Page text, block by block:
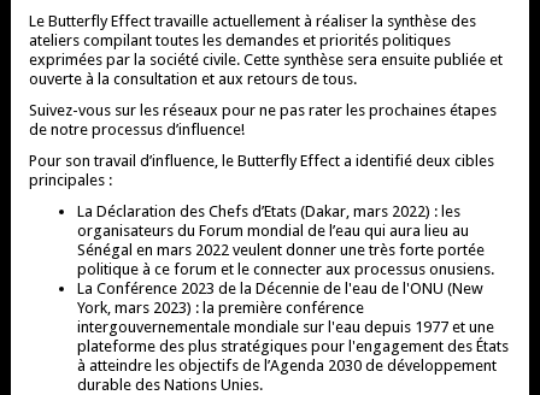
Le Butterfly Effect travaille actuellement à réaliser la synthèse des
ateliers compilant toutes les demandes et priorités politiques
exprimées par la société civile. Cette synthèse sera ensuite publiée et
ouverte à la consultation et aux retours de tous.
Suivez-vous sur les réseaux pour ne pas rater les prochaines étapes
de notre processus d’influence!
Pour son travail d’influence, le Butterfly Effect a identifié deux cibles
principales :
La Déclaration des Chefs d’Etats (Dakar, mars 2022) : les
organisateurs du Forum mondial de l’eau qui aura lieu au
Sénégal en mars 2022 veulent donner une très forte portée
politique à ce forum et le connecter aux processus onusiens.
La Conférence 2023 de la Décennie de l'eau de l'ONU (New
York, mars 2023) : la première conférence
intergouvernementale mondiale sur l'eau depuis 1977 et une
plateforme des plus stratégiques pour l'engagement des États
à atteindre les objectifs de l’Agenda 2030 de développement
durable des Nations Unies.